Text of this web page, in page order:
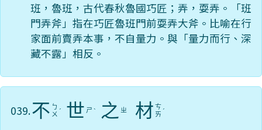
班，魯班，古代春秋魯國巧匠；弄，耍弄。「班
門弄斧」指在巧匠魯班門前耍弄大斧。比喻在行
家面前賣弄本事，不自量力。與「量力而行、深
藏不露」相反。
039.不 ㄅ
ㄨ ˊ 世 ㄕ ˋ 之 ㄓ 材 ㄘ
ㄞ ˊ